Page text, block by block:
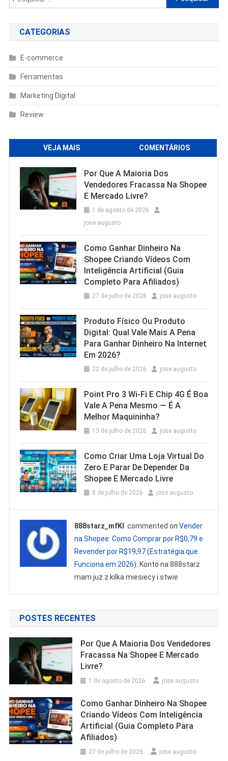
por:
CATEGORIAS
E-commerce
Ferramentas
Marketing Digital
Review
VEJA MAIS COMENTÁRIOS
Por Que A Maioria Dos
Vendedores Fracassa Na Shopee
E Mercado Livre?
1 de agosto de 2026
jose augusto
Como Ganhar Dinheiro Na
Shopee Criando Vídeos Com
Inteligência Artificial (Guia
Completo Para Afiliados)
27 de julho de 2026 jose augusto
Produto Físico Ou Produto
Digital: Qual Vale Mais A Pena
Para Ganhar Dinheiro Na Internet
Em 2026?
22 de julho de 2026 jose augusto
Point Pro 3 Wi‑Fi E Chip 4G É Boa
Vale A Pena Mesmo — É A
Melhor Maquininha?
13 de julho de 2026 jose augusto
Como Criar Uma Loja Virtual Do
Zero E Parar De Depender Da
Shopee E Mercado Livre
8 de julho de 2026 jose augusto
888starz_mfKl commented onVender
na Shopee: Como Comprar por R$0,79 e
Revender por R$19,97 (Estratégia que
Funciona em 2026): Konto na 888starz
mam juz z kilka miesiecy i stwie
POSTES RECENTES
Por Que A Maioria Dos Vendedores
Fracassa Na Shopee E Mercado
Livre?
1 de agosto de 2026 jose augusto
Como Ganhar Dinheiro Na Shopee
Criando Vídeos Com Inteligência
Artificial (Guia Completo Para
Afiliados)
27 de julho de 2026 jose augusto